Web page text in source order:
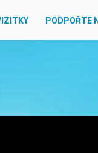
PODPOŘTE